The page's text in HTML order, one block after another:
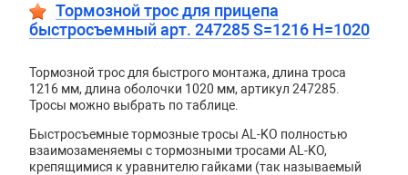
Тормозной трос для прицепа
быстросъемный арт. 247285 S=1216 H=1020
Тормозной трос для быстрого монтажа, длина троса
1216 мм, длина оболочки 1020 мм, артикул 247285.
Тросы можно выбрать по таблице.
Быстросъемные тормозные тросы AL-KO полностью
взаимозаменяемы с тормозными тросами AL-KO,
крепящимися к уравнителю гайками (так называемый